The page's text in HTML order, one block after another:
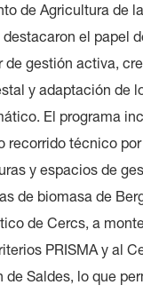
de Agricultura de
el papel
de gestión activa,
y adaptación de
El programa
recorrido técnico por
y espacios de
de biomasa de
de Cercs, a
PRISMA y al
de Saldes, lo que